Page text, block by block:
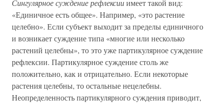
Сингулярное суждение рефлексииимеет такой вид:
«Единичное есть общее». Например, «это растение
целебно». Если субъект выходит за пределы единичного
и возникает суждение типа «многие или несколько
растений целебны», то это уже партикулярное суждение
рефлексии. Партикулярное суждение столь же
положительно, как и отрицательно. Если некоторые
растения целебны, то остальные нецелебны.
Неопределенность партикулярного суждения приводит,